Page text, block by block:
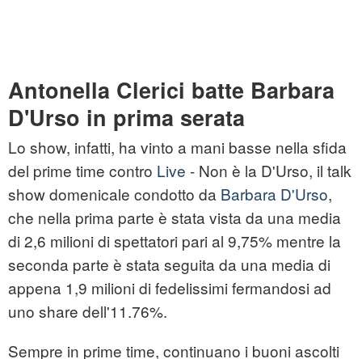
Antonella Clerici batte Barbara
D'Urso in prima serata
Lo show, infatti, ha vinto a mani basse nella sfida
del prime time contro Live - Non è la D'Urso, il talk
show domenicale condotto da Barbara D'Urso,
che nella prima parte è stata vista da una media
di 2,6 milioni di spettatori pari al 9,75% mentre la
seconda parte è stata seguita da una media di
appena 1,9 milioni di fedelissimi fermandosi ad
uno share dell'11.76%.
Sempre in prime time, continuano i buoni ascolti